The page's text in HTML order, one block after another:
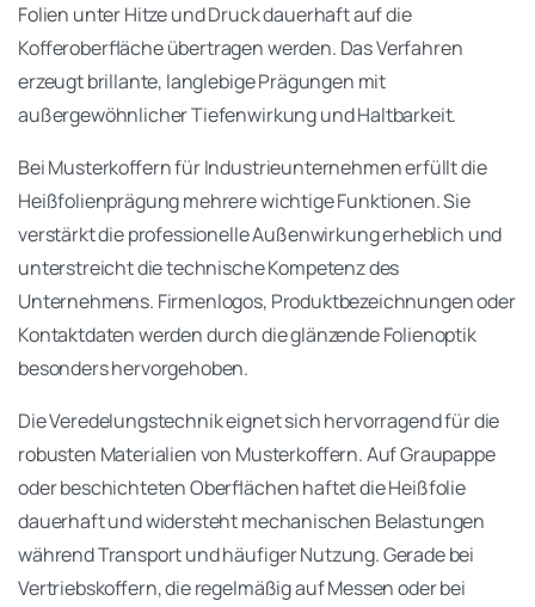
Folien unter Hitze und Druck dauerhaft auf die
Kofferoberfläche übertragen werden. Das Verfahren
erzeugt brillante, langlebige Prägungen mit
außergewöhnlicher Tiefenwirkung und Haltbarkeit.
Bei Musterkoffern für Industrieunternehmen erfüllt die
Heißfolienprägung mehrere wichtige Funktionen. Sie
verstärkt die professionelle Außenwirkung erheblich und
unterstreicht die technische Kompetenz des
Unternehmens. Firmenlogos, Produktbezeichnungen oder
Kontaktdaten werden durch die glänzende Folienoptik
besonders hervorgehoben.
Die Veredelungstechnik eignet sich hervorragend für die
robusten Materialien von Musterkoffern. Auf Graupappe
oder beschichteten Oberflächen haftet die Heißfolie
dauerhaft und widersteht mechanischen Belastungen
während Transport und häufiger Nutzung. Gerade bei
Vertriebskoffern, die regelmäßig auf Messen oder bei